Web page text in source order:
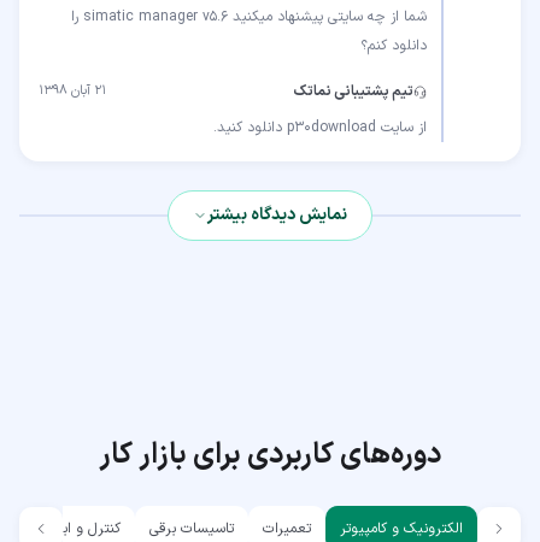
شما از چه سایتی پیشنهاد میکنید simatic manager v5.6 را
دانلود کنم؟
تیم پشتیبانی نماتک ۲۱ آبان ۱۳۹۸
از سایت p30download دانلود کنید.
نمایش دیدگاه بیشتر
دوره‌های کاربردی برای بازار کار
الکترونیک و کامپیوتر تعمیرات تاسیسات برقی کنترل و ابزار دقیق